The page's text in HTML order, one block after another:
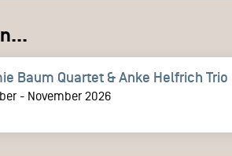
Baum Quartet & Anke Helfrich Trio
- November 2026